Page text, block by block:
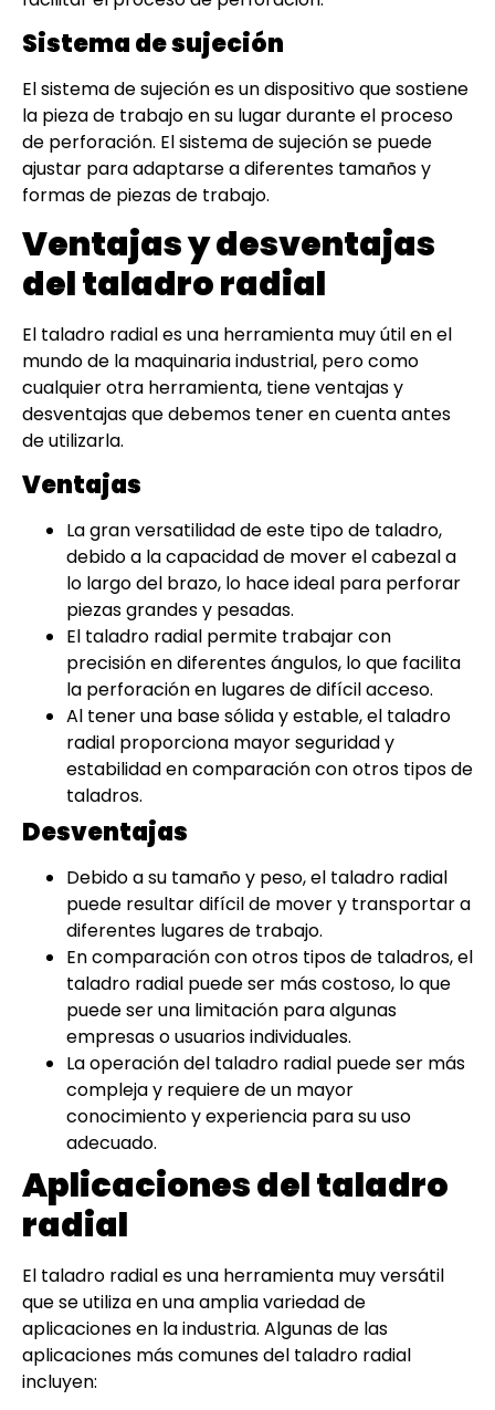
Sistema de sujeción
El sistema de sujeción es un dispositivo que sostiene
la pieza de trabajo en su lugar durante el proceso
de perforación. El sistema de sujeción se puede
ajustar para adaptarse a diferentes tamaños y
formas de piezas de trabajo.
Ventajas y desventajas
del taladro radial
El taladro radial es una herramienta muy útil en el
mundo de la maquinaria industrial, pero como
cualquier otra herramienta, tiene ventajas y
desventajas que debemos tener en cuenta antes
de utilizarla.
Ventajas
La gran versatilidad de este tipo de taladro,
debido a la capacidad de mover el cabezal a
lo largo del brazo, lo hace ideal para perforar
piezas grandes y pesadas.
El taladro radial permite trabajar con
precisión en diferentes ángulos, lo que facilita
la perforación en lugares de difícil acceso.
Al tener una base sólida y estable, el taladro
radial proporciona mayor seguridad y
estabilidad en comparación con otros tipos de
taladros.
Desventajas
Debido a su tamaño y peso, el taladro radial
puede resultar difícil de mover y transportar a
diferentes lugares de trabajo.
En comparación con otros tipos de taladros, el
taladro radial puede ser más costoso, lo que
puede ser una limitación para algunas
empresas o usuarios individuales.
La operación del taladro radial puede ser más
compleja y requiere de un mayor
conocimiento y experiencia para su uso
adecuado.
Aplicaciones del taladro
radial
El taladro radial es una herramienta muy versátil
que se utiliza en una amplia variedad de
aplicaciones en la industria. Algunas de las
aplicaciones más comunes del taladro radial
incluyen: